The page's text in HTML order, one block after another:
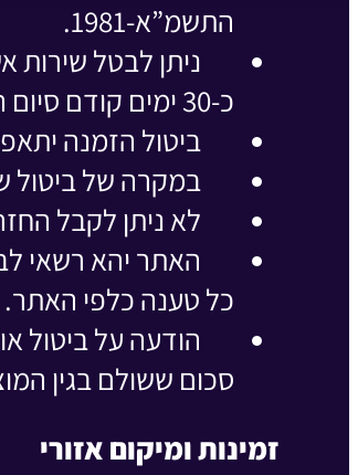
התשמ”א-1981.
ניתן לבטל שירות
כ-30 ימים קודם סיום ההתקשרות.
ביטול הזמנה יתאפשר עד 24 שעות ממועד ביצוע ההזמנה, בכפוף לכך
במקרה של ביטול
לא ניתן לקבל
האתר יהא רשאי
כל טענה כלפי האתר.
הודעה על ביטול
סכום ששולם בגין
זמינות ומיקום אזורי